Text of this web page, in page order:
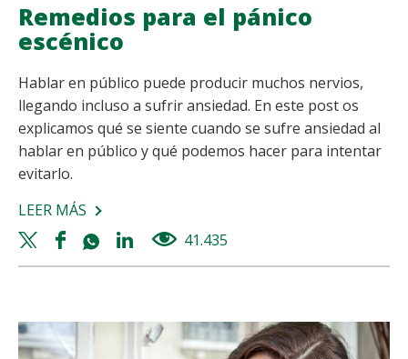
Remedios para el pánico
escénico
Hablar en público puede producir muchos nervios,
llegando incluso a sufrir ansiedad. En este post os
explicamos qué se siente cuando se sufre ansiedad al
hablar en público y qué podemos hacer para intentar
evitarlo.
LEER MÁS SOBRE
REMEDIOS
PARA
ESCÉNICO
Twitter
share
Facebook
share
Whatsapp
share
Linkedin
share
41.435